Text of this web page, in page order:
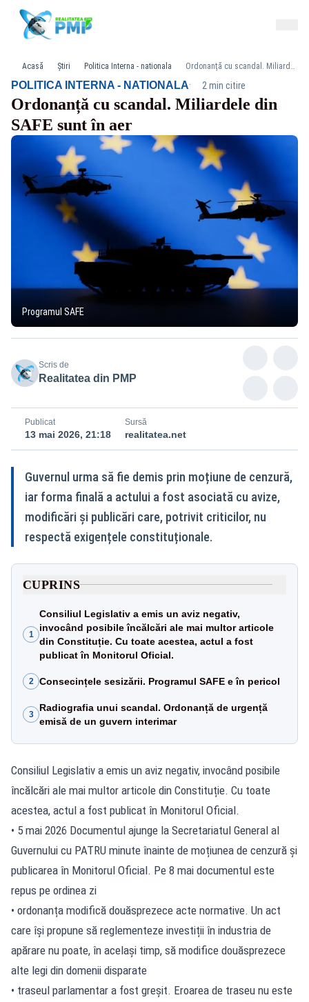
Acasă Știri Politica Interna - nationala Ordonanță cu scandal. Miliardele din SAFE sunt în aer
POLITICA INTERNA - NATIONALA· 2 min citire
Ordonanță cu scandal. Miliardele din
SAFE sunt în aer
Programul SAFE
Scris de
Realitatea din PMP
Publicat
13 mai 2026, 21:18
Sursă
realitatea.net
Guvernul urma să fie demis prin moțiune de cenzură,
iar forma finală a actului a fost asociată cu avize,
modificări și publicări care, potrivit criticilor, nu
respectă exigențele constituționale.
CUPRINS
1
Consiliul Legislativ a emis un aviz negativ,
invocând posibile încălcări ale mai multor articole
din Constituție. Cu toate acestea, actul a fost
publicat în Monitorul Oficial.
2 Consecințele sesizării. Programul SAFE e în pericol
3
Radiografia unui scandal. Ordonanță de urgență
emisă de un guvern interimar
Consiliul Legislativ a emis un aviz negativ, invocând posibile
încălcări ale mai multor articole din Constituție. Cu toate
acestea, actul a fost publicat în Monitorul Oficial.
• 5 mai 2026 Documentul ajunge la Secretariatul General al
Guvernului cu PATRU minute înainte de moțiunea de cenzură și
publicarea în Monitorul Oficial. Pe 8 mai documentul este
repus pe ordinea zi
• ordonanța modifică douăsprezece acte normative. Un act
care își propune să reglementeze investiții în industria de
apărare nu poate, în același timp, să modifice douăsprezece
alte legi din domenii disparate
• traseul parlamentar a fost greșit. Eroarea de traseu nu este